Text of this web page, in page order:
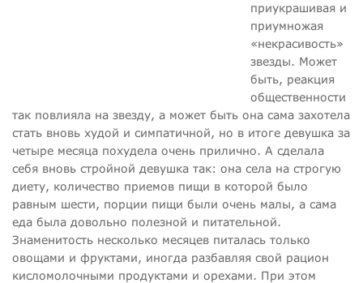
приукрашивая и
приумножая
«некрасивость»
звезды. Может
быть, реакция
общественности
так повлияла на звезду, а может быть она сама захотела
стать вновь худой и симпатичной, но в итоге девушка за
четыре месяца похудела очень прилично. А сделала
себя вновь стройной девушка так: она села на строгую
диету, количество приемов пищи в которой было
равным шести, порции пищи были очень малы, а сама
еда была довольно полезной и питательной.
Знаменитость несколько месяцев питалась только
овощами и фруктами, иногда разбавляя свой рацион
кисломолочными продуктами и орехами. При этом